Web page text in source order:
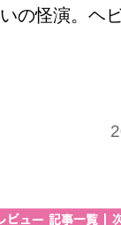
の怪演。ヘ